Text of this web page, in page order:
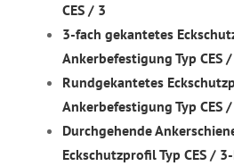
CES / 3
3-fach gekantetes
Ankerbefestigung Typ CES
Rundgekantetes
Ankerbefestigung Typ CES /
Durchgehende
Eckschutzprofil Typ CES /